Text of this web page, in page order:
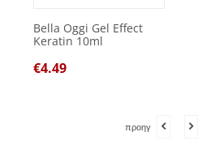
Bella Oggi Gel Effect
Keratin 10ml
€4.49
προηγ